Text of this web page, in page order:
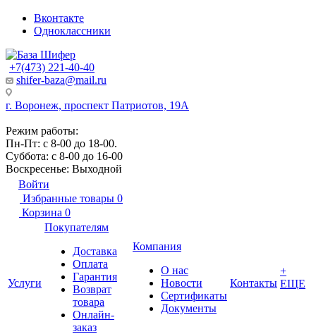
Вконтакте
Одноклассники
+7(473) 221-40-40
shifer-baza@mail.ru
г. Воронеж, проспект Патриотов, 19А
Режим работы:
Пн-Пт: с 8-00 до 18-00.
Суббота: с 8-00 до 16-00
Воскресенье: Выходной
Войти
Избранные товары 0
Корзина 0
Услуги
Покупателям
Доставка
Оплата
Гарантия
Возврат
товара
Онлайн-
заказ
Компания
О нас
Новости
Сертификаты
Документы
Контакты
+
ЕЩЕ